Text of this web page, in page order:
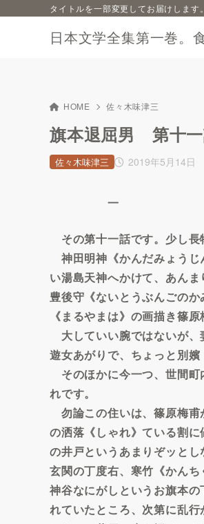
日本文学全集第一巻。
タイトルを一部変更してお届けします。
HOME 佐々木味津三
旗本退屈男 第十
2019年5月14日
佐々木味津三
一
その第十一話です。少し長
神田明神《かんだみょうじ
い湯島天神へかけて、あん
豊後守《ないとうぶんごの
《まるやまは》の画描き篠
大していい腕ではないが、
遊女あがりで、ちょっと別嬪
そのほかに今一つ、世間町
れです。
勿論この住いは、篠原梅甫
の洒落《しゃれ》ている割
の井戸というあまりぞッと
玄関の丁度右、寒竹《かん
神谷なにがしというお旗本
れていたところ、次第に乱